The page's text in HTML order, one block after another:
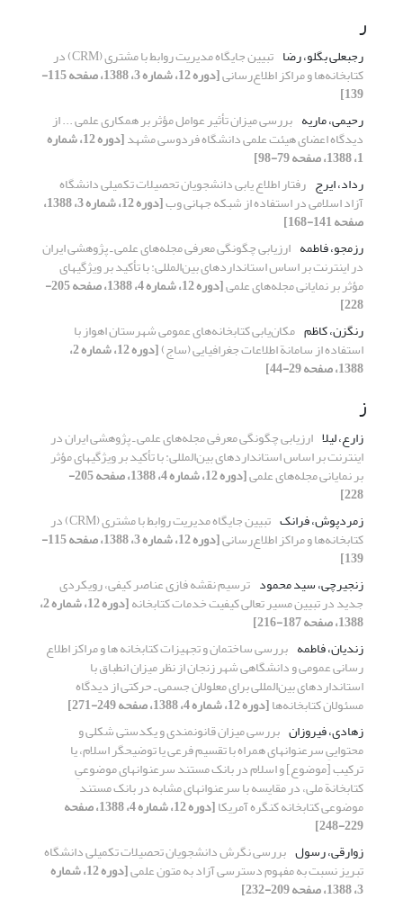
ر
رجبعلی بگلو، رضا تبیین جایگاه مدیریت روابط با مشتری (CRM) در
کتابخانه‌ها و مراکز اطلاع‌رسانی [دوره 12، شماره 3، 1388، صفحه 115-
139]
رحیمی، ماریه بررسی میزان تأثیر عوامل مؤثر بر همکاری علمی ... از
دیدگاه اعضای هیئت علمی دانشگاه فردوسی مشهد [دوره 12، شماره
1، 1388، صفحه 79-98]
رداد، ایرج رفتار اطلاع یابی دانشجویان تحصیلات تکمیلی دانشگاه
آزاد اسلامی در استفاده از شبکه جهانی وب [دوره 12، شماره 3، 1388،
صفحه 141-168]
رزمجو، فاطمه ارزیابی چگونگی معرفی مجله‌های علمی ـ پژوهشی ایران
در اینترنت بر اساس استانداردهای بین‌المللی: با تأکید بر ویژگیهای
مؤثر بر نمایانی مجله‌های علمی [دوره 12، شماره 4، 1388، صفحه 205-
228]
رنگزن، کاظم مکان‌یابی کتابخانه‌های عمومی شهرستان اهواز با
استفاده از سامانة اطلاعات جغرافیایی (ساج) [دوره 12، شماره 2،
1388، صفحه 29-44]
ز
زارع، لیلا ارزیابی چگونگی معرفی مجله‌های علمی ـ پژوهشی ایران در
اینترنت بر اساس استانداردهای بین‌المللی: با تأکید بر ویژگیهای مؤثر
بر نمایانی مجله‌های علمی [دوره 12، شماره 4، 1388، صفحه 205-
228]
زمردپوش، فرانک
تبیین جایگاه مدیریت روابط با مشتری (CRM) در
کتابخانه‌ها و مراکز اطلاع‌رسانی [دوره 12، شماره 3، 1388، صفحه 115-
139]
زنجیرچی، سید محمود ترسیم نقشه فازی عناصر کیفی، رویکردی
جدید در تبیین مسیر تعالی کیفیت‌ خدمات ‌کتابخانه [دوره 12، شماره 2،
1388، صفحه 187-216]
زندیان، فاطمه بررسی ساختمان و تجهیزات کتابخانه ها و مراکز اطلاع
رسانی عمومی و دانشگاهی شهر زنجان از نظر میزان انطباق با
استانداردهای بین‌المللی برای معلولان جسمی ـ حرکتی از دیدگاه
مسئولان کتابخانه‌ها[دوره 12، شماره 4، 1388، صفحه 249-271]
زهادی، فیروزان بررسی میزان قانونمندی و یکدستی شکلی و
محتواییِ سرعنوانهای همراه با تقسیم فرعی یا توضیحگر اسلام، یا
ترکیب [موضوع] و اسلام در بانک مستند سرعنوانهای موضوعیِ
کتابخانة ملی، در مقایسه با سرعنوانهای مشابه در بانک مستند
موضوعی کتابخانه کنگره آمریکا [دوره 12، شماره 4، 1388، صفحه
229-248]
زوارقی، رسول بررسی نگرش دانشجویان تحصیلات تکمیلی دانشگاه
تبریز نسبت به مفهوم دسترسی آزاد به متون علمی [دوره 12، شماره
3، 1388، صفحه 209-232]